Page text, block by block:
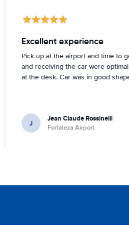
Excellent experience
Pick up at the airport and time to
and receiving the car were
at the desk. Car was in good
J Jean Claude Rossinelli
Fortaleza Airport